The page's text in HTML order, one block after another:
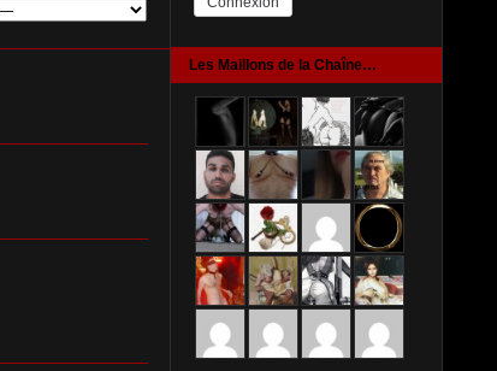
Les Maillons de la Chaîne…